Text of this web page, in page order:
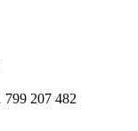
799 207 482